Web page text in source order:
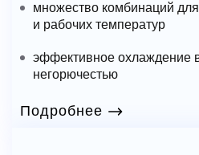
множество комбинаций
и рабочих температур
эффективное охлаждение
негорючестью
Подробнее